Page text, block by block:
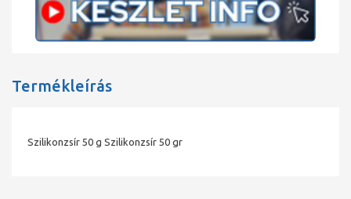
Termékleírás
Szilikonzsír 50 g Szilikonzsír 50 gr